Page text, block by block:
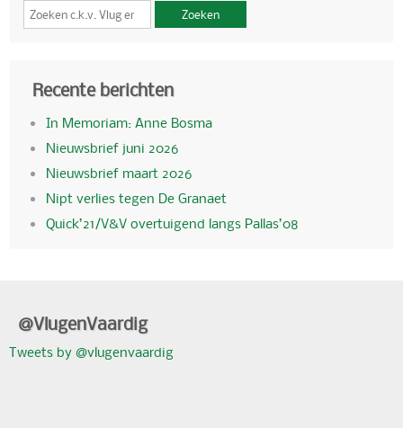
Zoeken
Recente berichten
In Memoriam: Anne Bosma
Nieuwsbrief juni 2026
Nieuwsbrief maart 2026
Nipt verlies tegen De Granaet
Quick’21/V&V overtuigend langs Pallas’08
@VlugenVaardig
Tweets by @vlugenvaardig